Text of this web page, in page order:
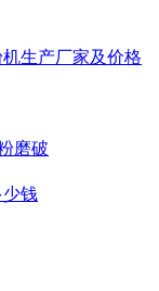
生产厂家及价格
磨破
钱